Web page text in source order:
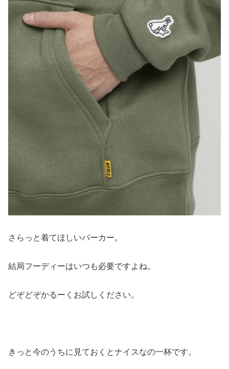
さらっと着てほしいパーカー。
結局フーディーはいつも必要ですよね。
どぞどぞかるーくお試しください。
きっと今のうちに見ておくとナイスなの一杯です。